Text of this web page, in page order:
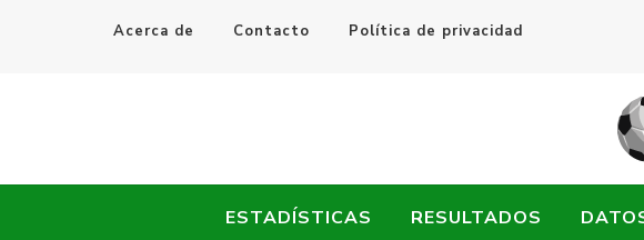
Acerca de Contacto Política de privacidad
Every Fútbol
ESTADÍSTICAS RESULTADOS